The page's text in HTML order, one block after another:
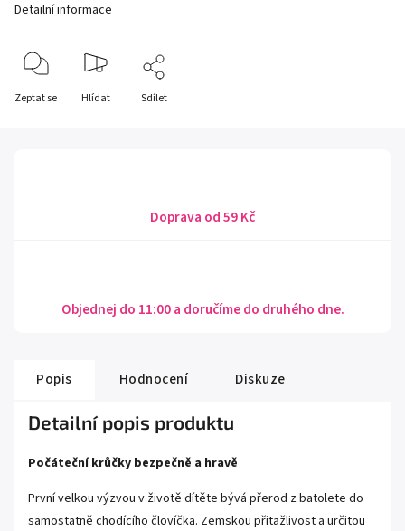
Detailní informace
Zeptat se Hlídat Sdílet
Doprava od 59 Kč
Objednej do 11:00 a doručíme do druhého dne.
Popis Hodnocení Diskuze
Detailní popis produktu
Počáteční krůčky bezpečně a hravě
První velkou výzvou v životě dítěte bývá přerod z batolete do
samostatně chodícího človíčka. Zemskou přitažlivost a určitou